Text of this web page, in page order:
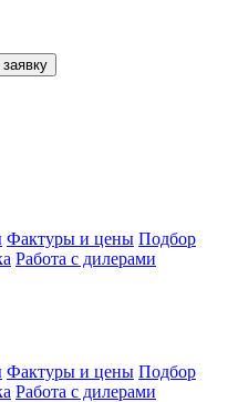
Фактуры и цены Подбор
Работа с дилерами
Фактуры и цены Подбор
Работа с дилерами